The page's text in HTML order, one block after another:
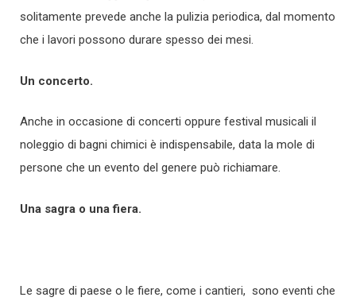
solitamente prevede anche la pulizia periodica, dal momento
che i lavori possono durare spesso dei mesi.
Un concerto.
Anche in occasione di concerti oppure festival musicali il
noleggio di bagni chimici è indispensabile, data la mole di
persone che un evento del genere può richiamare.
Una sagra o una fiera.
Le sagre di paese o le fiere, come i cantieri, sono eventi che